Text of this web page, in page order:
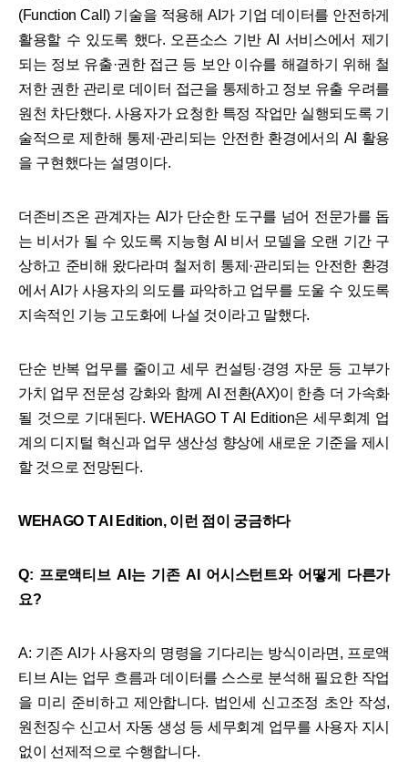
(Function Call) 기술을 적용해 AI가 기업 데이터를 안전하게
활용할 수 있도록 했다. 오픈소스 기반 AI 서비스에서 제기
되는 정보 유출·권한 접근 등 보안 이슈를 해결하기 위해 철
저한 권한 관리로 데이터 접근을 통제하고 정보 유출 우려를
원천 차단했다. 사용자가 요청한 특정 작업만 실행되도록 기
술적으로 제한해 통제·관리되는 안전한 환경에서의 AI 활용
을 구현했다는 설명이다.
더존비즈온 관계자는 AI가 단순한 도구를 넘어 전문가를 돕
는 비서가 될 수 있도록 지능형 AI 비서 모델을 오랜 기간 구
상하고 준비해 왔다라며 철저히 통제·관리되는 안전한 환경
에서 AI가 사용자의 의도를 파악하고 업무를 도울 수 있도록
지속적인 기능 고도화에 나설 것이라고 말했다.
단순 반복 업무를 줄이고 세무 컨설팅·경영 자문 등 고부가
가치 업무 전문성 강화와 함께 AI 전환(AX)이 한층 더 가속화
될 것으로 기대된다. WEHAGO T AI Edition은 세무회계 업
계의 디지털 혁신과 업무 생산성 향상에 새로운 기준을 제시
할 것으로 전망된다.
WEHAGO T AI Edition, 이런 점이 궁금하다
Q: 프로액티브 AI는 기존 AI 어시스턴트와 어떻게 다른가
요?
A: 기존 AI가 사용자의 명령을 기다리는 방식이라면, 프로액
티브 AI는 업무 흐름과 데이터를 스스로 분석해 필요한 작업
을 미리 준비하고 제안합니다. 법인세 신고조정 초안 작성,
원천징수 신고서 자동 생성 등 세무회계 업무를 사용자 지시
없이 선제적으로 수행합니다.